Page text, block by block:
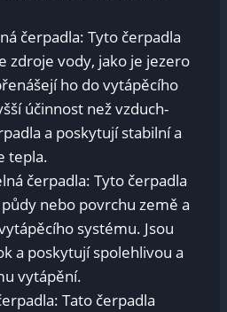
čerpadla: Tyto čerpadla
zdroje ⁣vody, ⁣jako je jezero⁢
ho do vytápěcího‌
účinnost ⁤než vzduch-
a poskytují stabilní a
tepla.
⁣čerpadla:⁢ Tyto⁢ čerpadla⁢
nebo povrchu země a
​systému. Jsou
a ⁢poskytují spolehlivou⁤ a
vytápění.
Tato⁤ čerpadla